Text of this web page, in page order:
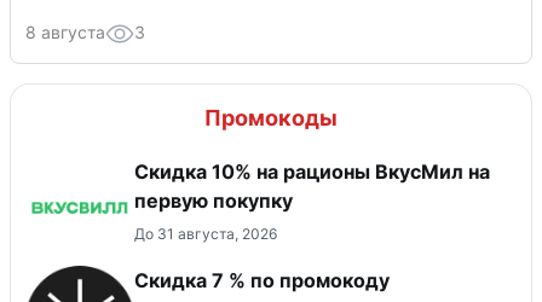
8 августа 3
Промокоды
Скидка 10% на рационы ВкусМил на
первую покупку
До 31 августа, 2026
Скидка 7 % по промокоду